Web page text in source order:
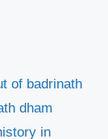
of badrinath
dham
in